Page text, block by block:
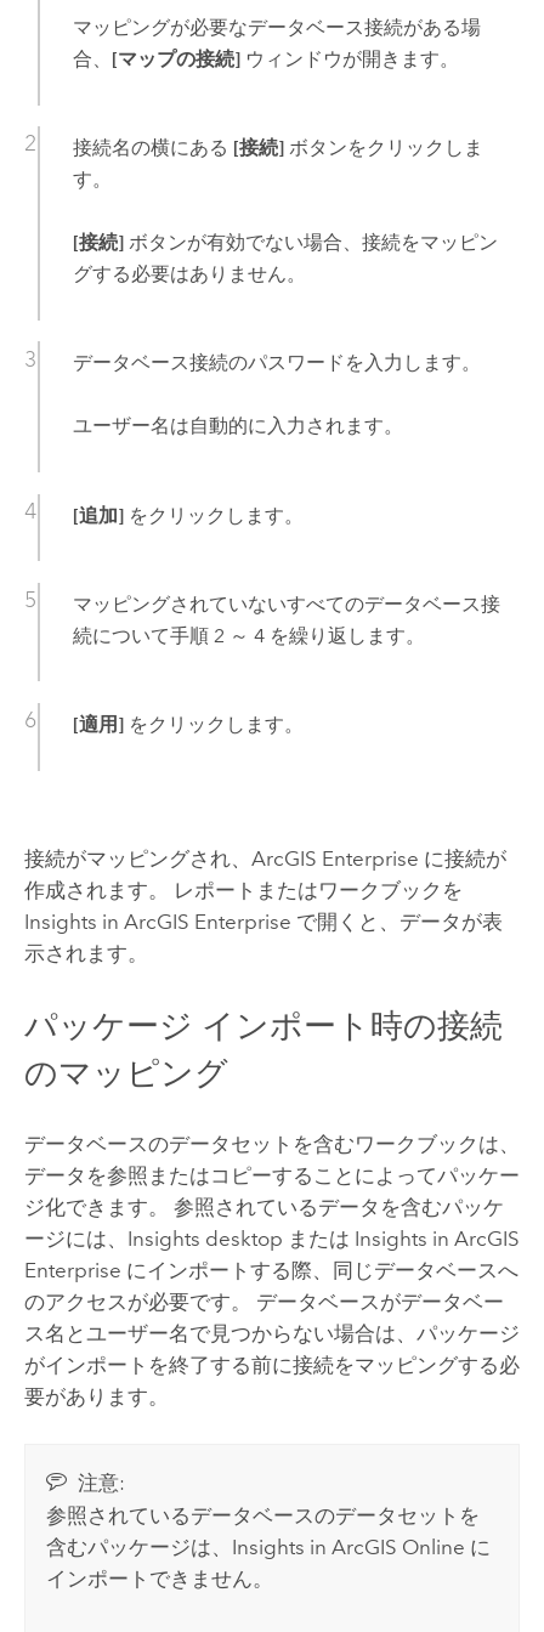
マッピングが必要なデータベース接続がある場
合、 [マップの接続]ウィンドウが開きます。
接続名の横にある [接続]ボタンをクリックしま
す。
[接続]ボタンが有効でない場合、接続をマッピン
グする必要はありません。
データベース接続のパスワードを入力します。
ユーザー名は自動的に入力されます。
[追加]をクリックします。
マッピングされていないすべてのデータベース接
続について手順 2 ～ 4 を繰り返します。
[適用]をクリックします。
接続がマッピングされ、 ArcGIS Enterprise に接続が
作成されます。 レポートまたはワークブックを
Insights in ArcGIS Enterprise で開くと、データが表
示されます。
パッケージ インポート時の接続
のマッピング
データベースのデータセットを含むワークブックは、
データを参照またはコピーすることによってパッケー
ジ化できます。 参照されているデータを含むパッケ
ージには、 Insights desktop または Insights in ArcGIS
Enterprise にインポートする際、同じデータベースへ
のアクセスが必要です。 データベースがデータベー
ス名とユーザー名で見つからない場合は、パッケージ
がインポートを終了する前に接続をマッピングする必
要があります。
注意:
参照されているデータベースのデータセットを
含むパッケージは、 Insights in ArcGIS Online に
インポートできません。